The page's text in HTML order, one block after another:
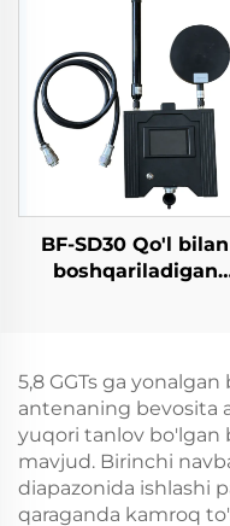
tizimi Anti-UAV RF
radio to'siqlari
Samarali chastotali
ekran UAV signallari
BF-SD30 Qo'l bilan
boshqariladigan
5,8 GGTs ga
antenaning bevosita
yuqori tanlov bo'lgan
mavjud. Birinchi
diapazonida ishlashi
qaraganda kamroq